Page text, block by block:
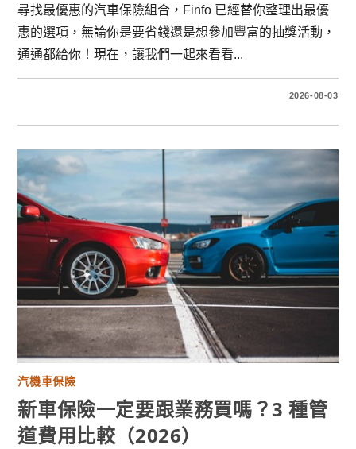
尋找最優惠的汽車保險組合，Finfo 已經替你整理出最優
惠的選項，無論你是要省錢還是想參加豐富的抽獎活動，
通通都給你！現在，讓我們一起來看看...
2026-08-03
汽機車保險
新車保險一定要跟業務買嗎？3 種管
道費用比較（2026）